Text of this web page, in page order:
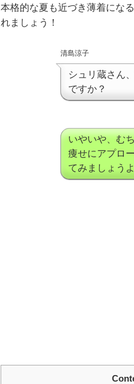
本格的な夏も近づき薄着にな
れましょう！
清島涼子
シュリ蔵さん
ですか？
いやいや、む
痩せにアプロ
てみましょうよ